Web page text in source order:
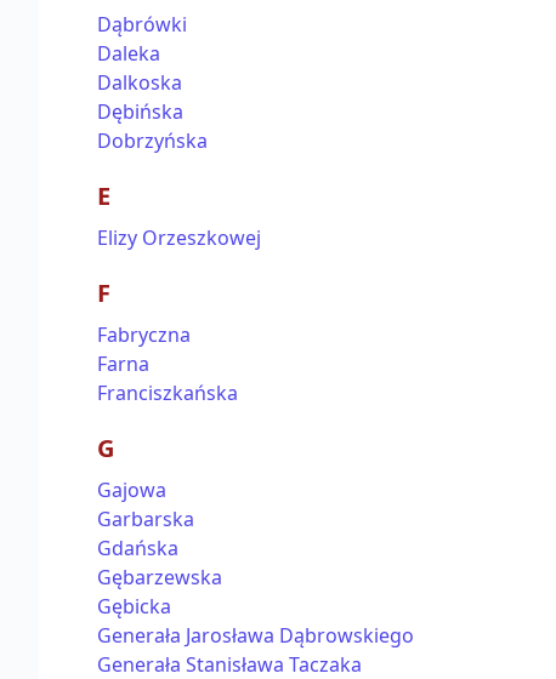
Dąbrówki
Daleka
Dalkoska
Dębińska
Dobrzyńska
E
Elizy Orzeszkowej
F
Fabryczna
Farna
Franciszkańska
G
Gajowa
Garbarska
Gdańska
Gębarzewska
Gębicka
Generała Jarosława Dąbrowskiego
Generała Stanisława Taczaka